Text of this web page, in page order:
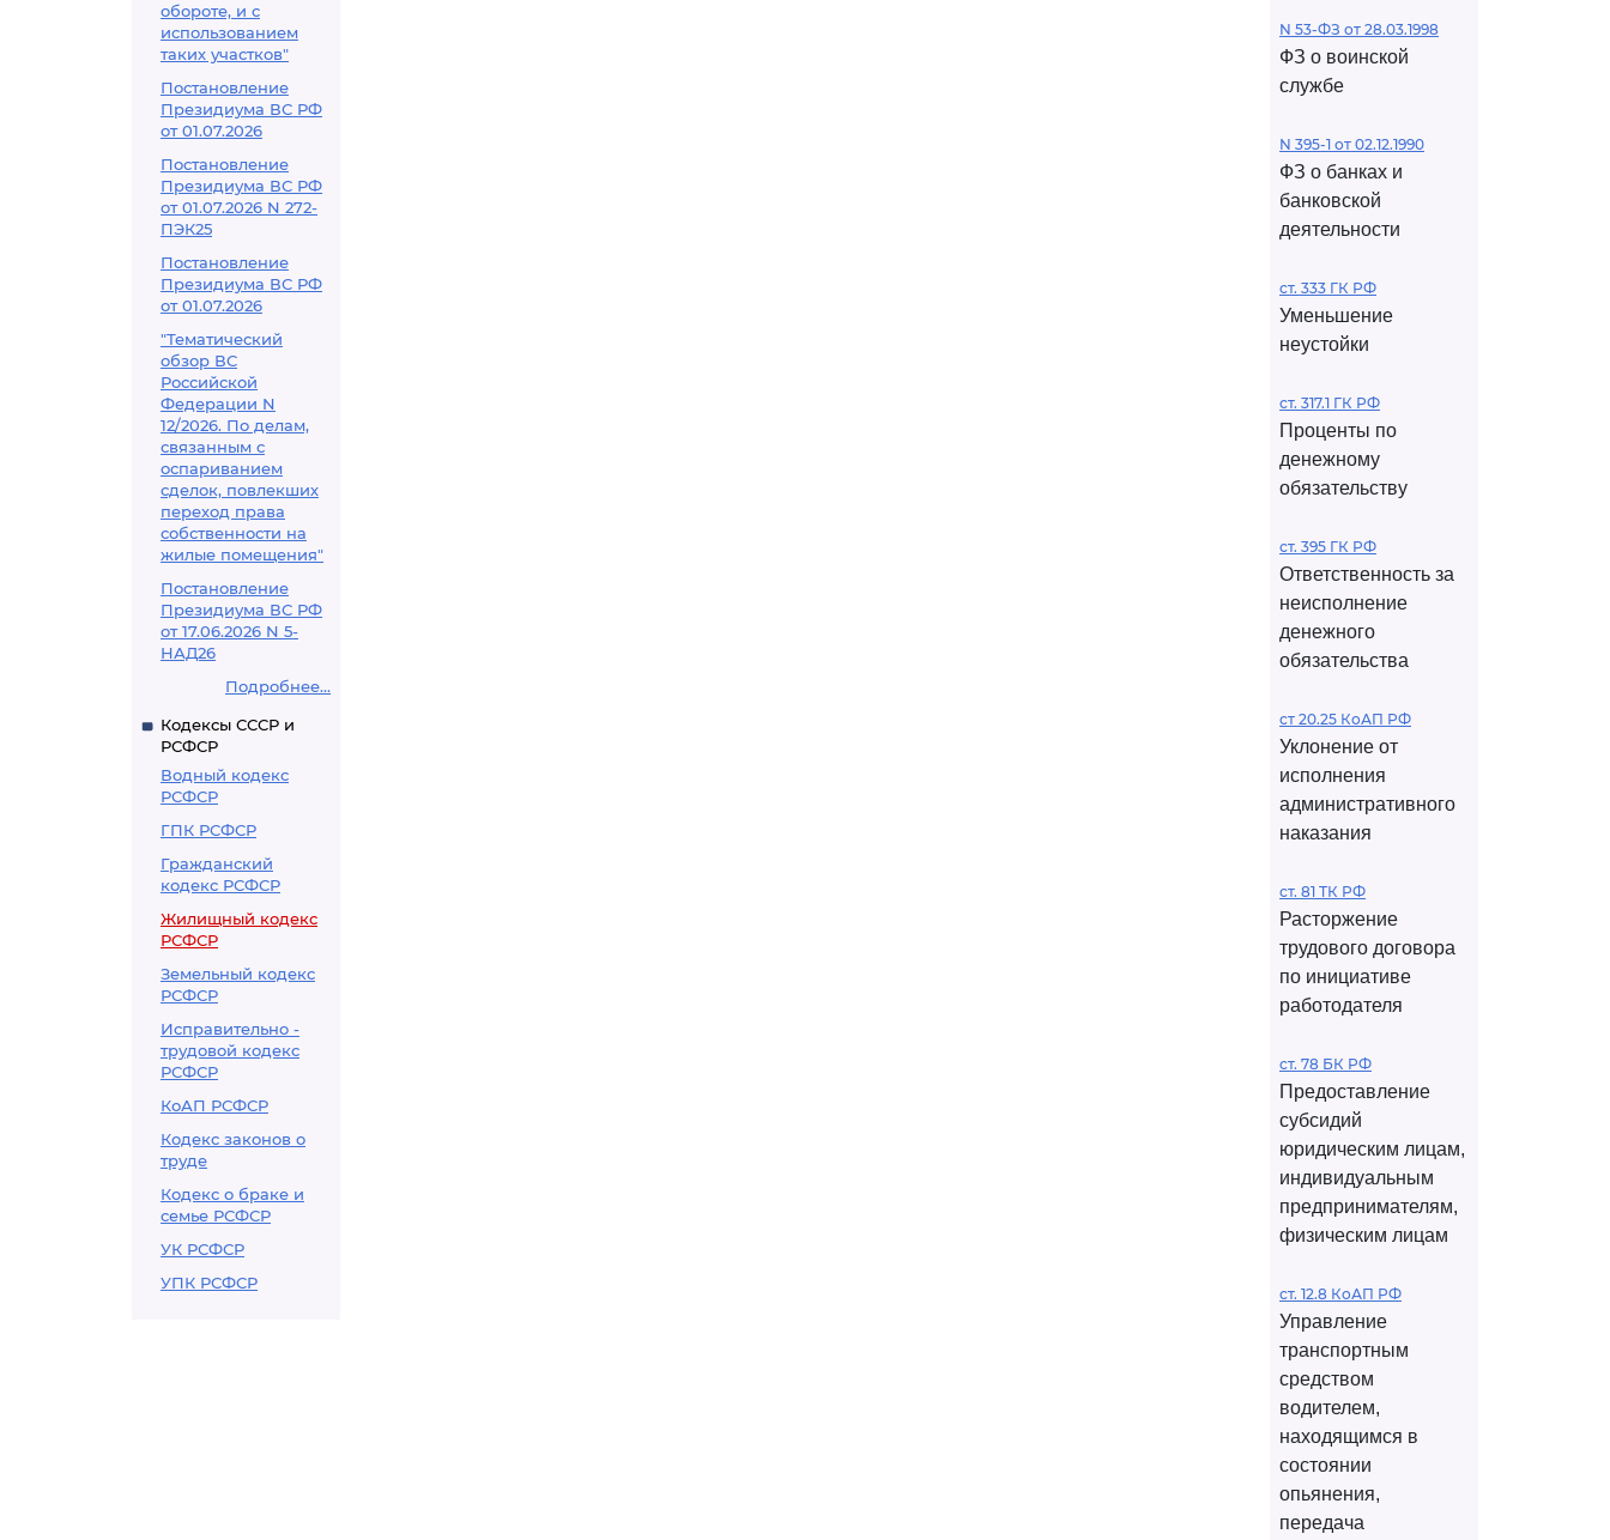
обороте, и с
использованием
таких участков"
Постановление
Президиума ВС РФ
от 01.07.2026
Постановление
Президиума ВС РФ
от 01.07.2026 N 272-
ПЭК25
Постановление
Президиума ВС РФ
от 01.07.2026
"Тематический
обзор ВС
Российской
Федерации N
12/2026. По делам,
связанным с
оспариванием
сделок, повлекших
переход права
собственности на
жилые помещения"
Постановление
Президиума ВС РФ
от 17.06.2026 N 5-
НАД26
Подробнее...
Кодексы СССР и
РСФСР
Водный кодекс
РСФСР
ГПК РСФСР
Гражданский
кодекс РСФСР
Жилищный кодекс
РСФСР
Земельный кодекс
РСФСР
Исправительно -
трудовой кодекс
РСФСР
КоАП РСФСР
Кодекс законов о
труде
Кодекс о браке и
семье РСФСР
УК РСФСР
УПК РСФСР
N 53-ФЗ от 28.03.1998
ФЗ о воинской
службе
N 395-1 от 02.12.1990
ФЗ о банках и
банковской
деятельности
ст. 333 ГК РФ
Уменьшение
неустойки
ст. 317.1 ГК РФ
Проценты по
денежному
обязательству
ст. 395 ГК РФ
Ответственность за
неисполнение
денежного
обязательства
ст 20.25 КоАП РФ
Уклонение от
исполнения
административного
наказания
ст. 81 ТК РФ
Расторжение
трудового договора
по инициативе
работодателя
ст. 78 БК РФ
Предоставление
субсидий
юридическим лицам,
индивидуальным
предпринимателям,
физическим лицам
ст. 12.8 КоАП РФ
Управление
транспортным
средством
водителем,
находящимся в
состоянии
опьянения,
передача